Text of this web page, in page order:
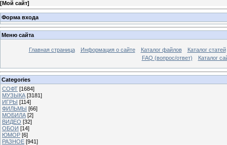
[Мой сайт]
Форма входа
Меню сайта
Главная страница Информация о сайте Каталог файлов
Каталог статей
FAQ (вопрос/ответ)
Каталог
Categories
СОФТ [1684]
МУЗЫКА [3181]
ИГРЫ [114]
ФИЛЬМЫ [66]
МОБИЛА [2]
ВИДЕО [32]
ОБОИ [14]
ЮМОР [6]
РАЗНОЕ [941]